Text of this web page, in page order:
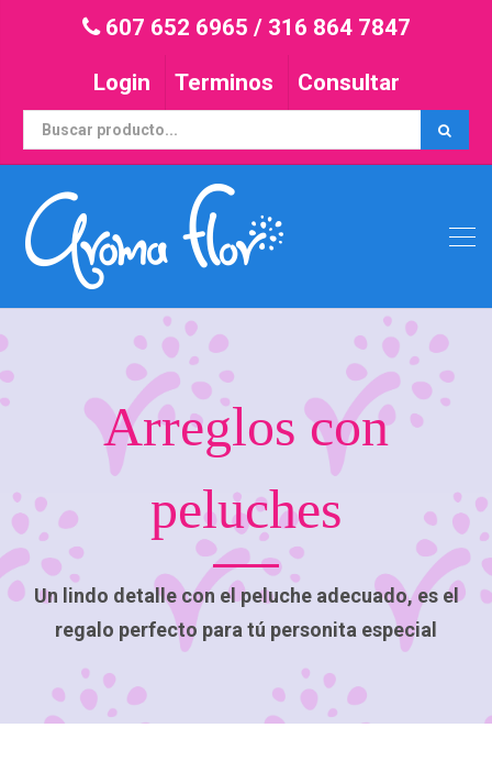
607 652 6965 / 316 864 7847
Login Terminos Consultar
Arreglos con
peluches
Un lindo detalle con el peluche adecuado, es el
regalo perfecto para tú personita especial